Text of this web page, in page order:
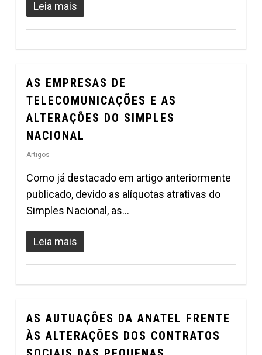
Leia mais
AS EMPRESAS DE
TELECOMUNICAÇÕES E AS
ALTERAÇÕES DO SIMPLES
NACIONAL
Artigos
Como já destacado em artigo anteriormente
publicado, devido as alíquotas atrativas do
Simples Nacional, as…
Leia mais
0
AS AUTUAÇÕES DA ANATEL FRENTE
ÀS ALTERAÇÕES DOS CONTRATOS